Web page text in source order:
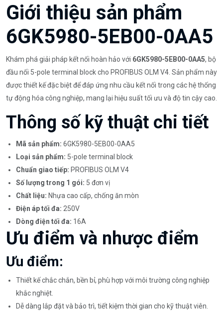
Giới thiệu sản phẩm
6GK5980-5EB00-0AA5
Khám phá giải pháp kết nối hoàn hảo với 6GK5980-5EB00-0AA5, bộ
đầu nối 5-pole terminal block cho PROFIBUS OLM V4. Sản phẩm này
được thiết kế đặc biệt để đáp ứng nhu cầu kết nối trong các hệ thống
tự động hóa công nghiệp, mang lại hiệu suất tối ưu và độ tin cậy cao.
Thông số kỹ thuật chi tiết
Mã sản phẩm: 6GK5980-5EB00-0AA5
Loại sản phẩm: 5-pole terminal block
Chuẩn giao tiếp: PROFIBUS OLM V4
Số lượng trong 1 gói: 5 đơn vị
Chất liệu: Nhựa cao cấp, chống ăn mòn
Điện áp tối đa: 250V
Dòng điện tối đa: 16A
Ưu điểm và nhược điểm
Ưu điểm:
Thiết kế chắc chắn, bền bỉ, phù hợp với môi trường công nghiệp
khắc nghiệt.
Dễ dàng lắp đặt và bảo trì, tiết kiệm thời gian cho kỹ thuật viên.